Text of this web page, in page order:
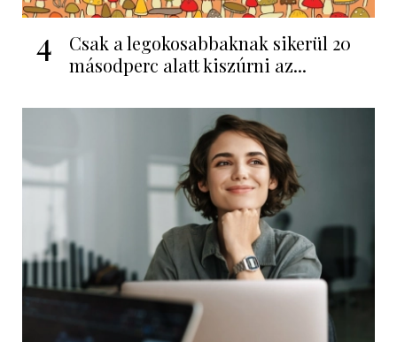
4
Csak a legokosabbaknak sikerül 20
másodperc alatt kiszúrni az...